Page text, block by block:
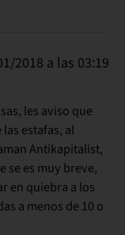
2018 a las 03:19
les aviso que
estafas, al
Antikapitalist,
se es muy breve,
en quiebra a los
a menos de 10 o